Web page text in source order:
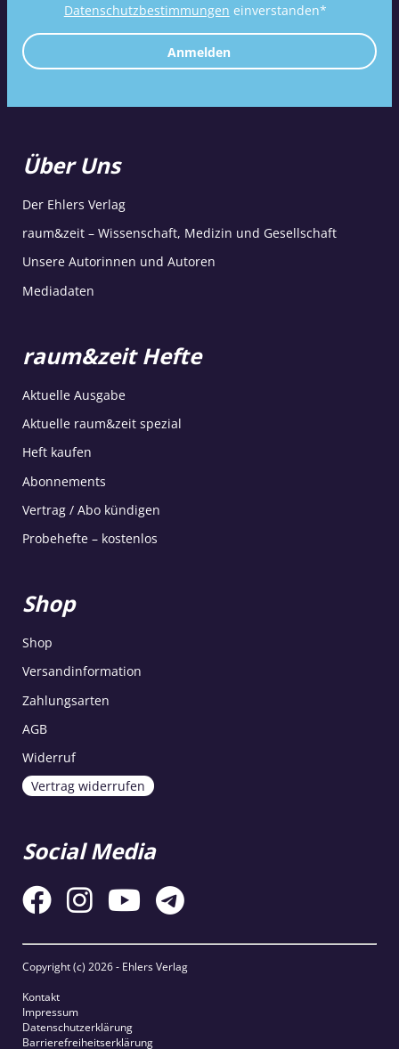
Datenschutzbestimmungen einverstanden*
Anmelden
Über Uns
Der Ehlers Verlag
raum&zeit – Wissenschaft, Medizin und Gesellschaft
Unsere Autorinnen und Autoren
Mediadaten
raum&zeit Hefte
Aktuelle Ausgabe
Aktuelle raum&zeit spezial
Heft kaufen
Abonnements
Vertrag / Abo kündigen
Probehefte – kostenlos
Shop
Shop
Versandinformation
Zahlungsarten
AGB
Widerruf
Vertrag widerrufen
Social Media
Copyright (c) 2026 - Ehlers Verlag
Kontakt
Impressum
Datenschutzerklärung
Barrierefreiheitserklärung